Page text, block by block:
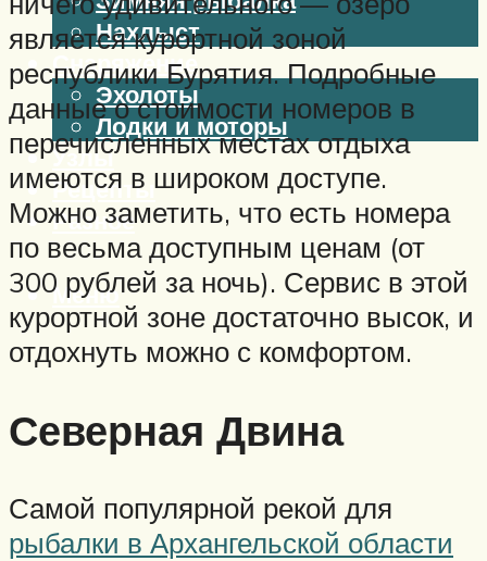
Нахлыст
Снаряжение
Эхолоты
Лодки и моторы
Узлы
Рецепты
Разное
Меню
является курортной зоной
республики Бурятия. Подробные
данные о стоимости номеров в
перечисленных местах отдыха
имеются в широком доступе.
Можно заметить, что есть номера
по весьма доступным ценам (от
300 рублей за ночь). Сервис в этой
курортной зоне достаточно высок, и
отдохнуть можно с комфортом.
Северная Двина
Самой популярной рекой для
рыбалки в Архангельской области